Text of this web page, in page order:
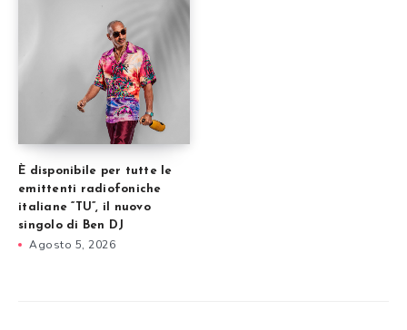
È disponibile per tutte le
emittenti radiofoniche
italiane “TU”, il nuovo
singolo di Ben DJ
Agosto 5, 2026